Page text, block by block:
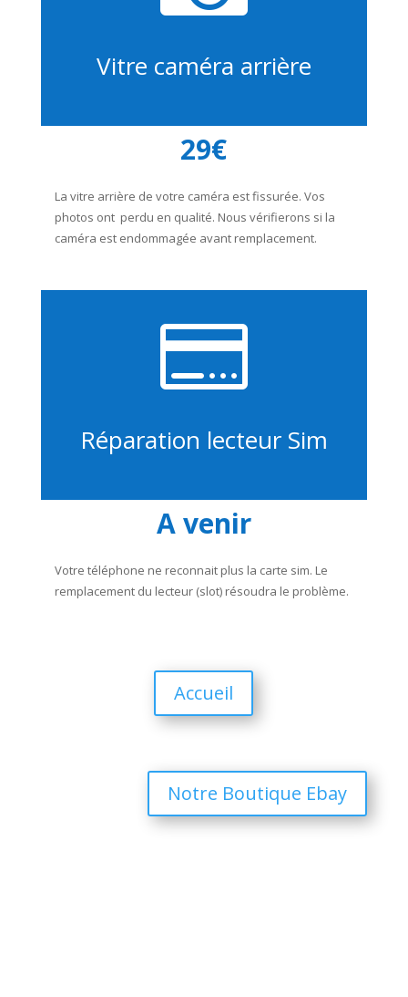
Vitre caméra arrière
29€
La vitre arrière de votre caméra est fissurée. Vos
photos ont perdu en qualité. Nous vérifierons si la
caméra est endommagée avant remplacement.

Réparation lecteur Sim
A venir
Votre téléphone ne reconnait plus la carte sim. Le
remplacement du lecteur (slot) résoudra le problème.
Accueil
Notre Boutique Ebay